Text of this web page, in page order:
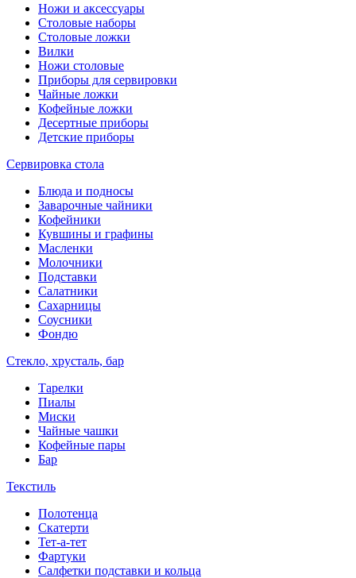
Ножи и аксессуары
Столовые наборы
Столовые ложки
Вилки
Ножи столовые
Приборы для сервировки
Чайные ложки
Кофейные ложки
Десертные приборы
Детские приборы
Сервировка стола
Блюда и подносы
Заварочные чайники
Кофейники
Кувшины и графины
Масленки
Молочники
Подставки
Салатники
Сахарницы
Соусники
Фондю
Стекло, хрусталь, бар
Тарелки
Пиалы
Миски
Чайные чашки
Кофейные пары
Бар
Текстиль
Полотенца
Скатерти
Тет-а-тет
Фартуки
Салфетки подставки и кольца